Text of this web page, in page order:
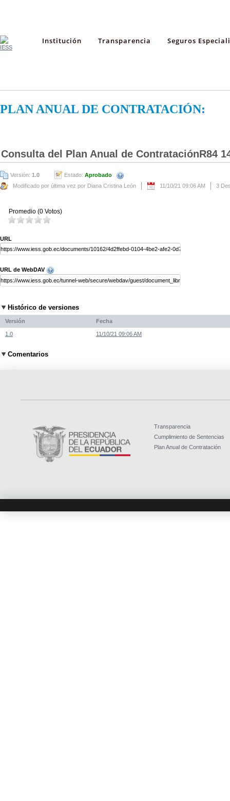
Institución Transparencia Seguros
PLAN ANUAL DE CONTRATACIÓN:
Consulta del Plan Anual de ContrataciónR84
Versión: 1.0 Estado: Aprobado
Modificado por última vez por Diana Cristina León
11/10/21 09:06 AM 3
Promedio (0 Votos)
URL
URL de WebDAV
Histórico de versiones
Versión Fecha
1.0 11/10/21 09:06 AM
Comentarios
Transparencia
Cumplimiento de Sentencias
Plan Anual de Contratación